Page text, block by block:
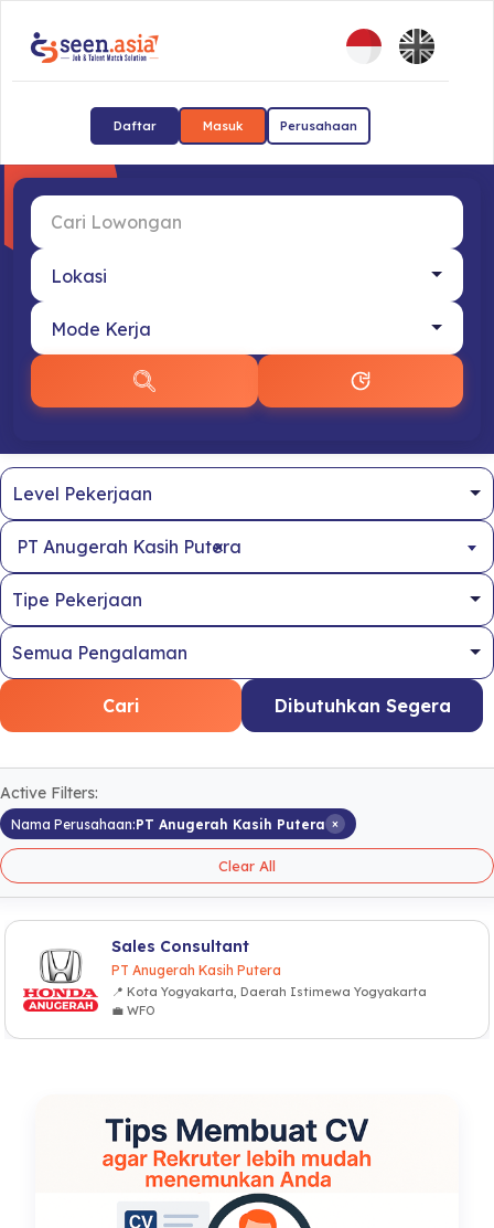
Daftar Masuk Perusahaan
×
PT Anugerah Kasih Putera
Cari Dibutuhkan Segera
Active Filters:
Nama Perusahaan:PT Anugerah Kasih Putera ×
Clear All
Sales Consultant
PT Anugerah Kasih Putera
📍 Kota Yogyakarta, Daerah Istimewa Yogyakarta
💼 WFO